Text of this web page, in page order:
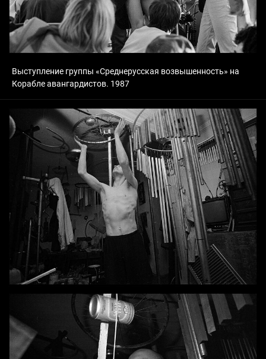
Выступление группы «Среднерусская возвышенность» на
Корабле авангардистов. 1987